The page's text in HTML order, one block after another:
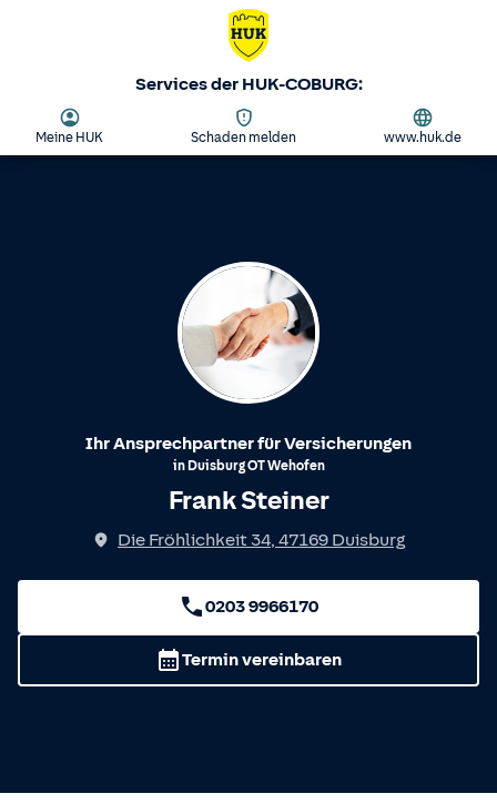
Services der HUK-COBURG:
Meine HUK Schaden melden www.huk.de
Ihr Ansprechpartner für Versicherungen
in DuisburgOTWehofen
Frank Steiner
Die Fröhlichkeit 34, 47169 Duisburg
0203 9966170
Termin vereinbaren